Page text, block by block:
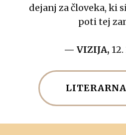
dejanj za človeka, ki
poti tej
— VIZIJA, 12.